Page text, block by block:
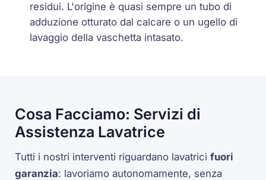
residui. L'origine è quasi sempre un tubo di
adduzione otturato dal calcare o un ugello di
lavaggio della vaschetta intasato.
Cosa Facciamo: Servizi di
Assistenza Lavatrice
Tutti i nostri interventi riguardano lavatricifuori
garanzia: lavoriamo autonomamente, senza